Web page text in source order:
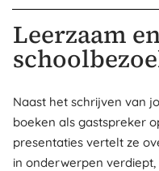
Leerzaam
Naast het schrijven van
boeken als gastspreker
presentaties vertelt ze
in onderwerpen